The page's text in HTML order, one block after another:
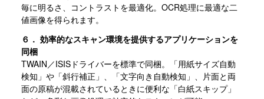
毎に明るさ、コントラストを最適化。OCR処理に最適な二
値画像を得られます。
６． 効率的なスキャン環境を提供するアプリケーションを
同梱
TWAIN／ISISドライバーを標準で同梱。「用紙サイズ自動
検知」や「斜行補正」、「文字向き自動検知」、片面と両
面の原稿が混載されているときに便利な「白紙スキップ」